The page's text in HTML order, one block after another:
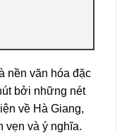
nền văn hóa đặc
bởi những nét
về Hà Giang,
vẹn và ý nghĩa.